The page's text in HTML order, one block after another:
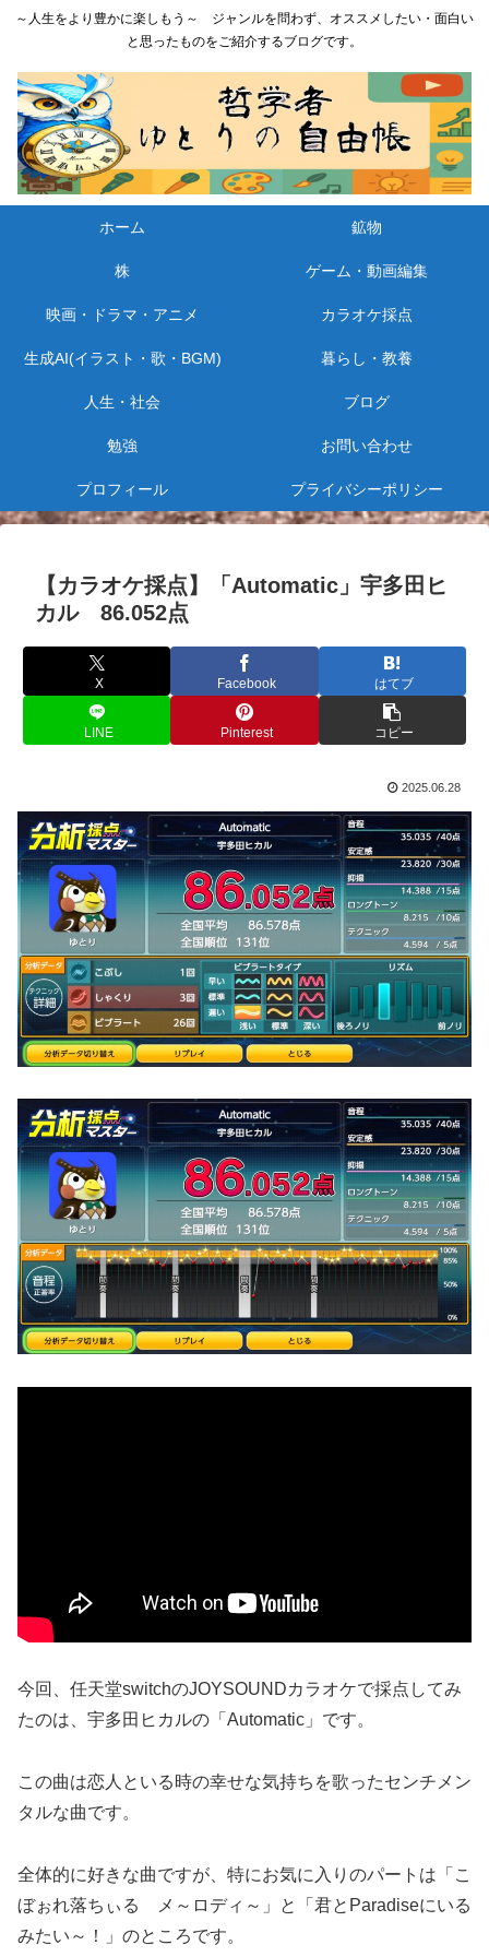
～人生をより豊かに楽しもう～ ジャンルを問わず、オススメしたい・面白い
と思ったものをご紹介するブログです。
ホーム 鉱物
株 ゲーム・動画編集
映画・ドラマ・アニメ カラオケ採点
生成AI(イラスト・歌・BGM) 暮らし・教養
人生・社会 ブログ
勉強 お問い合わせ
プロフィール プライバシーポリシー
【カラオケ採点】「Automatic」宇多田ヒ
カル 86.052点
X Facebook はてブ
LINE Pinterest コピー
2025.06.28
今回、任天堂switchのJOYSOUNDカラオケで採点してみ
たのは、宇多田ヒカルの「Automatic」です。
この曲は恋人といる時の幸せな気持ちを歌ったセンチメン
タルな曲です。
全体的に好きな曲ですが、特にお気に入りのパートは「こ
ぼぉれ落ちぃる メ～ロディ～」と「君とParadiseにいる
みたい～！」のところです。